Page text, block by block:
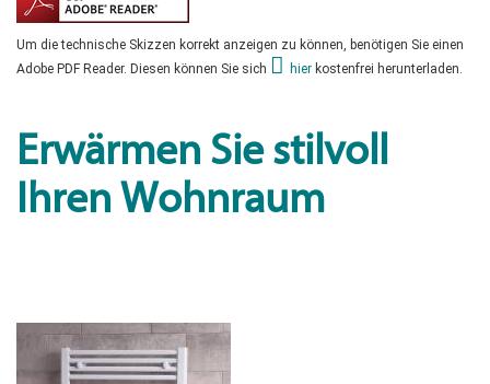
Um die technische Skizzen korrekt anzeigen zu können, benötigen Sie einen
Adobe PDF Reader. Diesen können Sie sich
hier kostenfrei herunterladen.
Erwärmen Sie stilvoll
Ihren Wohnraum